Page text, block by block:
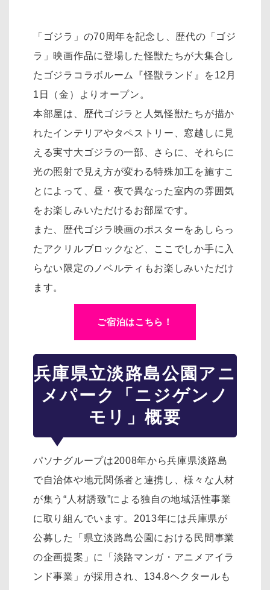
「ゴジラ」の70周年を記念し、歴代の「ゴジ
ラ」映画作品に登場した怪獣たちが大集合し
たゴジラコラボルーム『怪獣ランド』を12月
1日（金）よりオープン。
本部屋は、歴代ゴジラと人気怪獣たちが描か
れたインテリアやタペストリー、窓越しに見
える実寸大ゴジラの一部、さらに、それらに
光の照射で見え方が変わる特殊加工を施すこ
とによって、昼・夜で異なった室内の雰囲気
をお楽しみいただけるお部屋です。
また、歴代ゴジラ映画のポスターをあしらっ
たアクリルブロックなど、ここでしか手に入
らない限定のノベルティもお楽しみいただけ
ます。
ご宿泊はこちら！
兵庫県立淡路島公園アニ
メパーク「ニジゲンノ
モリ」概要
パソナグループは2008年から兵庫県淡路島
で自治体や地元関係者と連携し、様々な人材
が集う“人材誘致”による独自の地域活性事業
に取り組んでいます。2013年には兵庫県が
公募した「県立淡路島公園における民間事業
の企画提案」に「淡路マンガ・アニメアイラ
ンド事業」が採用され、134.8ヘクタールも